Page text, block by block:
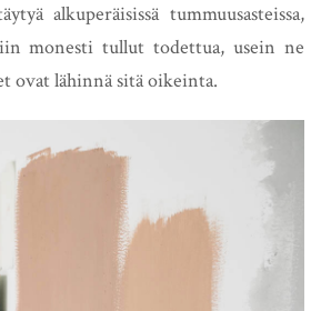
alkuperäisissä tummuusasteissa,
monesti tullut todettua, usein ne
ovat lähinnä sitä oikeinta.